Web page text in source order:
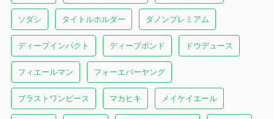
ソダシ タイトルホルダー ダノンプレミアム
ディープインパクト ディープボンド ドウデュース
フィエールマン フォーエバーヤング
ブラストワンピース マカヒキ メイケイエール